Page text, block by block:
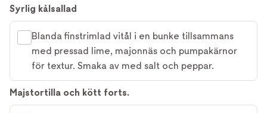
Syrlig kålsallad
Blanda finstrimlad vitål i en bunke tillsammans
med pressad lime, majonnäs och pumpakärnor
för textur. Smaka av med salt och peppar.
Majstortilla och kött forts.